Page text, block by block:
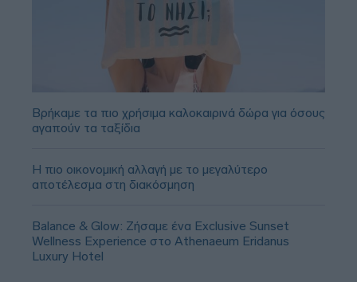
Βρήκαμε τα πιο χρήσιμα καλοκαιρινά δώρα για όσους
αγαπούν τα ταξίδια
Η πιο οικονομική αλλαγή με το μεγαλύτερο
αποτέλεσμα στη διακόσμηση
Balance & Glow: Ζήσαμε ένα Exclusive Sunset
Wellness Experience στο Athenaeum Eridanus
Luxury Hotel